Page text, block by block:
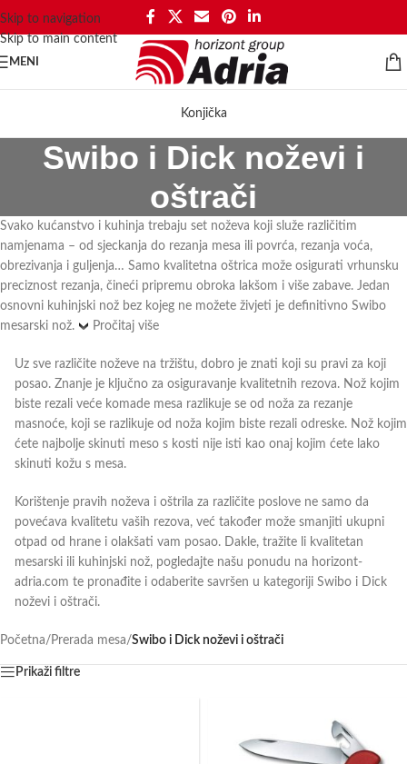
Skip to navigation
Skip to main content
MENI
Konjička
Swibo i Dick noževi i
oštrači
Svako kućanstvo i kuhinja trebaju set noževa koji služe različitim
namjenama – od sjeckanja do rezanja mesa ili povrća, rezanja voća,
obrezivanja i guljenja… Samo kvalitetna oštrica može osigurati vrhunsku
preciznost rezanja, čineći pripremu obroka lakšom i više zabave. Jedan
osnovni kuhinjski nož bez kojeg ne možete živjeti je definitivno Swibo
mesarski nož.
Pročitaj više
Uz sve različite noževe na tržištu, dobro je znati koji su pravi za koji
posao. Znanje je ključno za osiguravanje kvalitetnih rezova. Nož kojim
biste rezali veće komade mesa razlikuje se od noža za rezanje
masnoće, koji se razlikuje od noža kojim biste rezali odreske. Nož kojim
ćete najbolje skinuti meso s kosti nije isti kao onaj kojim ćete lako
skinuti kožu s mesa.
Korištenje pravih noževa i oštrila za različite poslove ne samo da
povećava kvalitetu vaših rezova, već također može smanjiti ukupni
otpad od hrane i olakšati vam posao. Dakle, tražite li kvalitetan
mesarski ili kuhinjski nož, pogledajte našu ponudu na horizont-
adria.com te pronađite i odaberite savršen u kategoriji Swibo i Dick
noževi i oštrači.
Početna/ Prerada mesa/Swibo i Dick noževi i oštrači
Prikaži filtre